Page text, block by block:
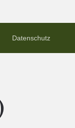
Datenschutz